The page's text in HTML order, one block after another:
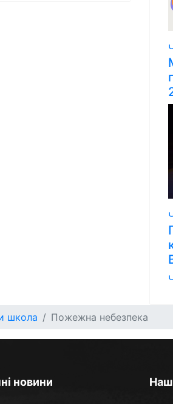
школа Пожежна небезпека
новини Наш